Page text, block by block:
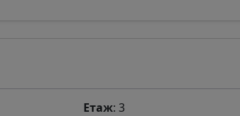
Етаж: 3